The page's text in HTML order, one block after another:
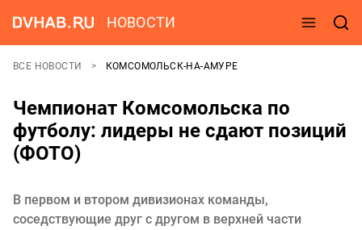
НОВОСТИ
ВСЕ НОВОСТИ КОМСОМОЛЬСК-НА-АМУРЕ
Чемпионат Комсомольска по
футболу: лидеры не сдают позиций
(ФОТО)
В первом и втором дивизионах команды,
соседствующие друг с другом в верхней части